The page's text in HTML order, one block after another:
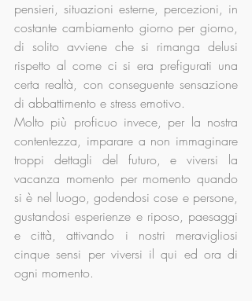
pensieri, situazioni esterne, percezioni, in
costante cambiamento giorno per giorno,
di solito avviene che si rimanga delusi
rispetto al come ci si era prefigurati una
certa realtà, con conseguente sensazione
di abbattimento e stress emotivo.
Molto più proficuo invece, per la nostra
contentezza, imparare a non immaginare
troppi dettagli del futuro, e viversi la
vacanza momento per momento quando
si è nel luogo, godendosi cose e persone,
gustandosi esperienze e riposo, paesaggi
e città, attivando i nostri meravigliosi
cinque sensi per viversi il qui ed ora di
ogni momento.